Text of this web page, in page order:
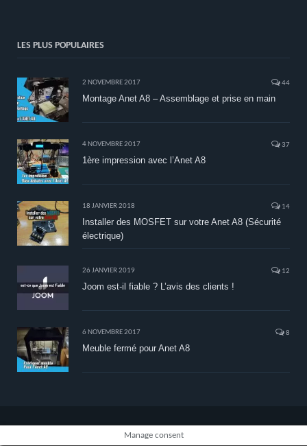
LES PLUS POPULAIRES
2 NOVEMBRE 2017 44
Montage Anet A8 – Assemblage et prise en main
4 NOVEMBRE 2017 37
1ère impression avec l’Anet A8
18 JANVIER 2018 14
Installer des MOSFET sur votre Anet A8 (Sécurité
électrique)
26 JANVIER 2019 12
Joom est-il fiable ? L’avis des clients !
6 NOVEMBRE 2017 8
Meuble fermé pour Anet A8
Manage consent